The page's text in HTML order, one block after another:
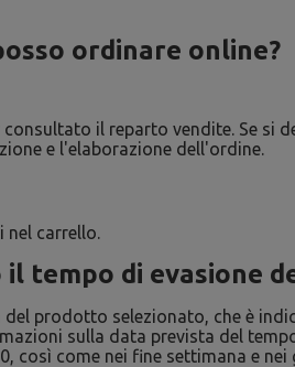
ordinare online?
il reparto vendite. Se si
e l'elaborazione dell'ordine.
nel carrello.
tempo di evasione
prodotto selezionato, che è
sulla data prevista del
come nei fine settimana e